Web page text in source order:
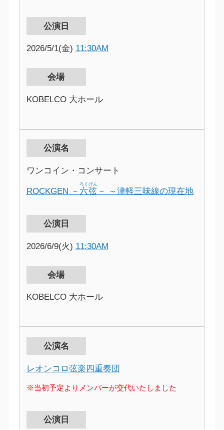
公演日
2026/5/1(金) 11:30AM
会場
KOBELCO 大ホール
公演名
ワンコイン・コンサート
ROCKGEN － 六弦
ろくげん
－ ～津軽三味線の現在地
公演日
2026/6/9(火) 11:30AM
会場
KOBELCO 大ホール
公演名
レオンコロ弦楽四重奏団
※当初予定よりメンバーが交代いたしました
公演日